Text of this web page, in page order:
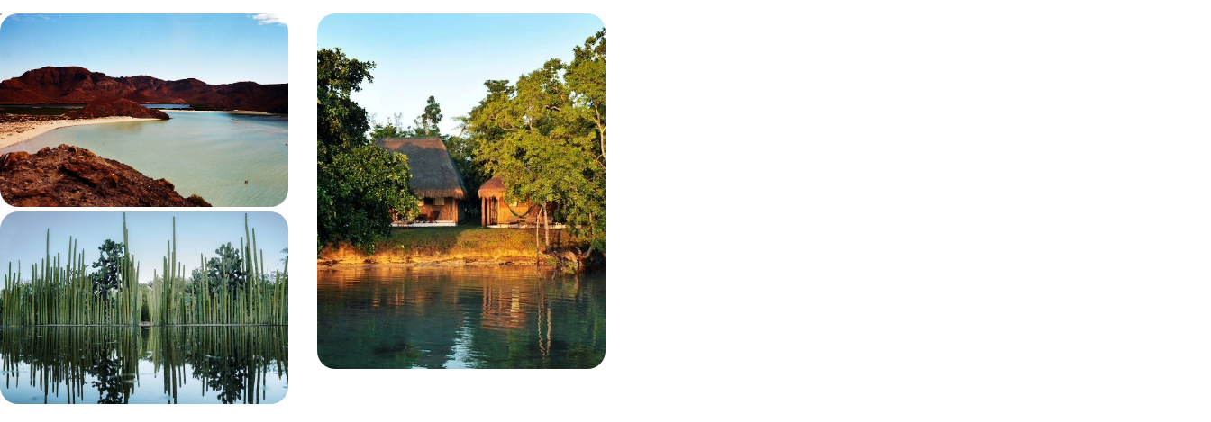
Après Mexico, road-trip en Basse-
Californie - Buena vida urbaine et
aventure Pacifique
Après trois jours surprenants et grisants dans la
capitale, vous lancer dans un périple nature et
lifestyle à travers le sud de la Baja California
13 jours, de 6200 à 7700 $ CA
Du Yucatán au Belize - Héritage
maya et lifestyle caribéen
Vivre le meilleur du Mexique caribéen et du Belize :
grands sites précolombiens et délicieuse retraite
insulaire
15 jours, de 6200 à 9100 $ CA
La grande épopée mexicaine - De la
douceur caribéenne aux rouleaux du
Pacifique
Traverser le pays d’un bout à l’autre pour en
percevoir les multiples visages : solaire, paisible,
électrique, bohème, arty, historique, nature
19 jours, de 9100 à 11200 $ CA